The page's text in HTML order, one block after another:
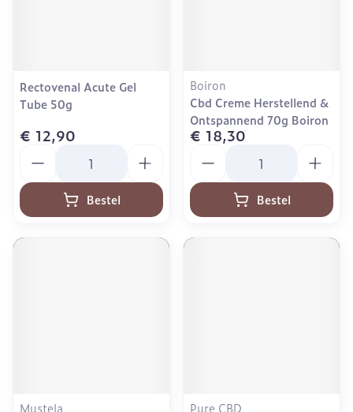
Rectovenal Acute Gel
Tube 50g
€ 12,90
Bestel
Boiron
Cbd Creme Herstellend &
Ontspannend 70g Boiron
€ 18,30
Bestel
Mustela Pure CBD